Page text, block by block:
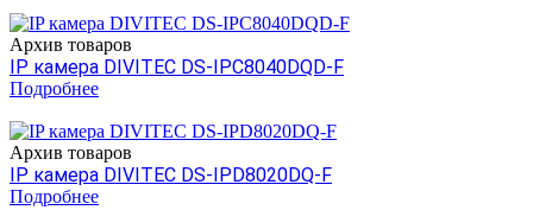
Архив товаров
IP камера DIVITEC DS-IPC8040DQD-F
Подробнее
Архив товаров
IP камера DIVITEC DS-IPD8020DQ-F
Подробнее